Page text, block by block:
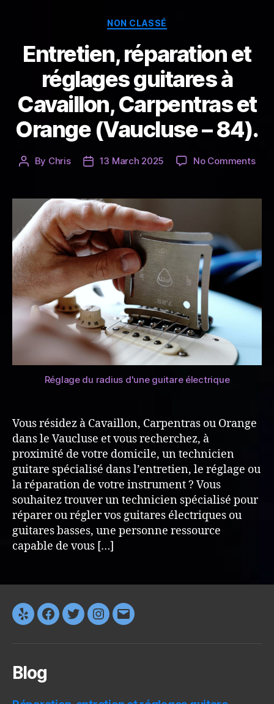
Categories
NON CLASSÉ
Entretien, réparation et
réglages guitares à
Cavaillon, Carpentras et
Orange (Vaucluse – 84).
Post
By Chris
Post13 March 2025 No Commentson
et
Réglage du radius d'une guitare électrique
Vous résidez à Cavaillon, Carpentras ou Orange
dans le Vaucluse et vous recherchez, à
proximité de votre domicile, un technicien
guitare spécialisé dans l’entretien, le réglage ou
la réparation de votre instrument ? Vous
souhaitez trouver un technicien spécialisé pour
réparer ou régler vos guitares électriques ou
guitares basses, une personne ressource
capable de vous […]
Yelp Facebook
TwitterInstagram
E-
Blog